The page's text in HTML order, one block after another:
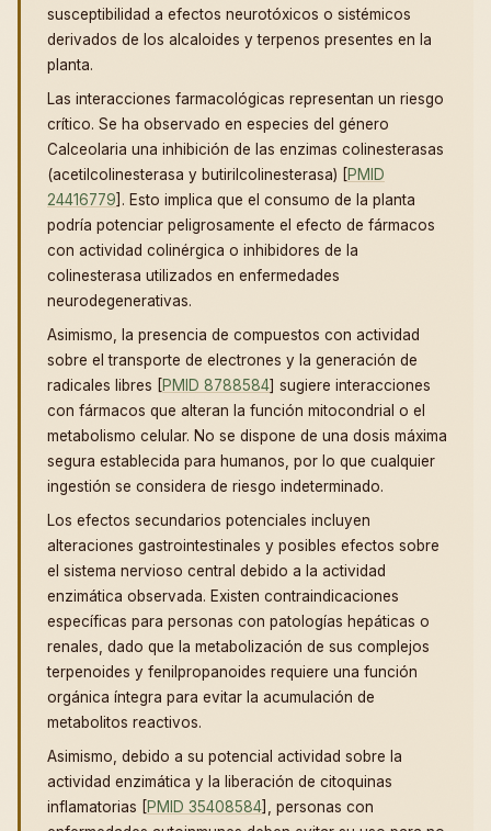
susceptibilidad a efectos neurotóxicos o sistémicos
derivados de los alcaloides y terpenos presentes en la
planta.
Las interacciones farmacológicas representan un riesgo
crítico. Se ha observado en especies del género
Calceolaria una inhibición de las enzimas colinesterasas
(acetilcolinesterasa y butirilcolinesterasa) [PMID
24416779]. Esto implica que el consumo de la planta
podría potenciar peligrosamente el efecto de fármacos
con actividad colinérgica o inhibidores de la
colinesterasa utilizados en enfermedades
neurodegenerativas.
Asimismo, la presencia de compuestos con actividad
sobre el transporte de electrones y la generación de
radicales libres [PMID 8788584] sugiere interacciones
con fármacos que alteran la función mitocondrial o el
metabolismo celular. No se dispone de una dosis máxima
segura establecida para humanos, por lo que cualquier
ingestión se considera de riesgo indeterminado.
Los efectos secundarios potenciales incluyen
alteraciones gastrointestinales y posibles efectos sobre
el sistema nervioso central debido a la actividad
enzimática observada. Existen contraindicaciones
específicas para personas con patologías hepáticas o
renales, dado que la metabolización de sus complejos
terpenoides y fenilpropanoides requiere una función
orgánica íntegra para evitar la acumulación de
metabolitos reactivos.
Asimismo, debido a su potencial actividad sobre la
actividad enzimática y la liberación de citoquinas
inflamatorias [PMID 35408584], personas con